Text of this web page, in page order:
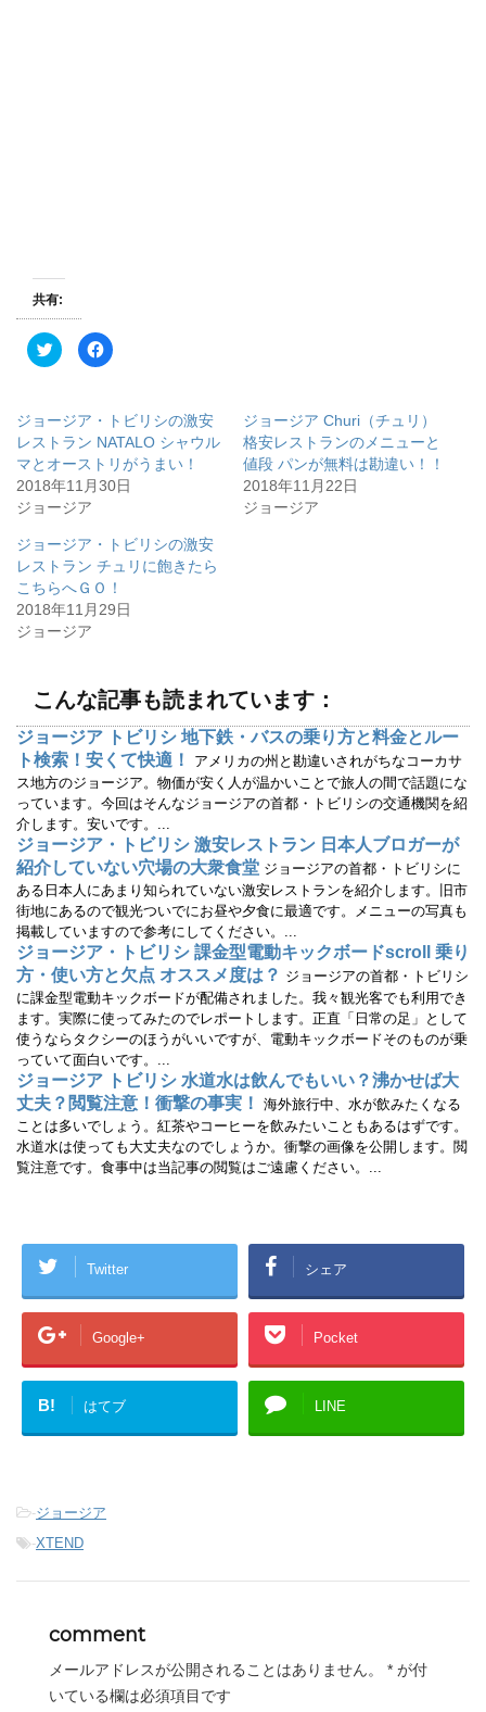
共有:
ク
リ
T
w
t
t
e
で
有
新
し
い
ウ
ィ
ン
き
ま
す
)
F
a
k
で
共
有
す
ク
リ
ッ
ク
し
て
く
し
い
ウ
ィ
ン
ド
で
開
き
ま
す
ジョージア・トビリシの激安
レストラン NATALO シャウル
マとオーストリがうまい！
2018年11月30日
ジョージア
ジョージア Churi（チュリ）
格安レストランのメニューと
値段 パンが無料は勘違い！！
2018年11月22日
ジョージア
ジョージア・トビリシの激安
レストラン チュリに飽きたら
こちらへＧＯ！
2018年11月29日
ジョージア
こんな記事も読まれています：
ジョージア トビリシ 地下鉄・バスの乗り方と料金とルー
ト検索！安くて快適！
アメリカの州と勘違いされがちなコーカサ
ス地方のジョージア。物価が安く人が温かいことで旅人の間で話題にな
っています。今回はそんなジョージアの首都・トビリシの交通機関を紹
介します。安いです。...
ジョージア・トビリシ 激安レストラン 日本人ブロガーが
紹介していない穴場の大衆食堂 ジョージアの首都・トビリシに
ある日本人にあまり知られていない激安レストランを紹介します。旧市
街地にあるので観光ついでにお昼や夕食に最適です。メニューの写真も
掲載していますので参考にしてください。...
ジョージア・トビリシ 課金型電動キックボードscroll 乗り
方・使い方と欠点 オススメ度は？ ジョージアの首都・トビリシ
に課金型電動キックボードが配備されました。我々観光客でも利用でき
ます。実際に使ってみたのでレポートします。正直「日常の足」として
使うならタクシーのほうがいいですが、電動キックボードそのものが乗
っていて面白いです。...
ジョージア トビリシ 水道水は飲んでもいい？沸かせば大
丈夫？閲覧注意！衝撃の事実！ 海外旅行中、水が飲みたくなる
ことは多いでしょう。紅茶やコーヒーを飲みたいこともあるはずです。
水道水は使っても大丈夫なのでしょうか。衝撃の画像を公開します。閲
覧注意です。食事中は当記事の閲覧はご遠慮ください。...
Twitter シェア
Google+ Pocket
B! はてブ LINE
-ジョージア
-XTEND
comment
メールアドレスが公開されることはありません。 * が付
いている欄は必須項目です